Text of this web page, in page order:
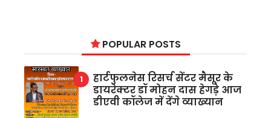
POPULAR POSTS
हार्टफुलनेस रिसर्च सेंटर मैसूर के
डायरेक्टर डॉ मोहन दास हेगड़े आज
डीएवी कॉलेज में देंगे व्याख्यान